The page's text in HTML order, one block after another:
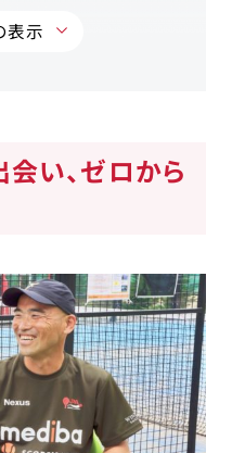
表示
い、ゼロから